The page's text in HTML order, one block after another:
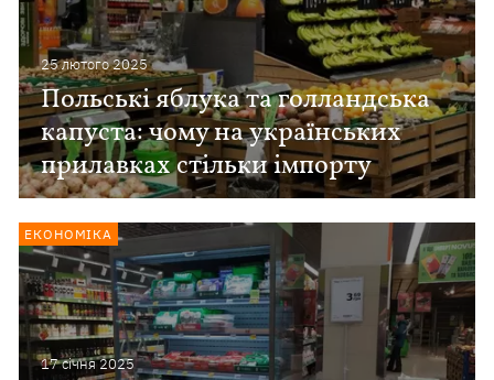
25 лютого 2025
Польські яблука та голландська
капуста: чому на українських
прилавках стільки імпорту
17 сiчня 2025
ЕКОНОМІКА